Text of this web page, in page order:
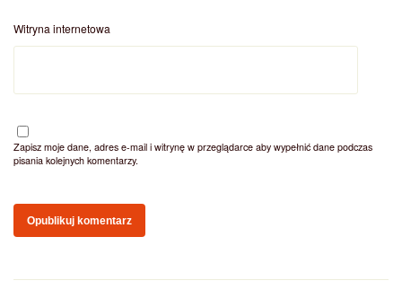
Witryna internetowa
Zapisz moje dane, adres e-mail i witrynę w przeglądarce aby wypełnić dane podczas
pisania kolejnych komentarzy.